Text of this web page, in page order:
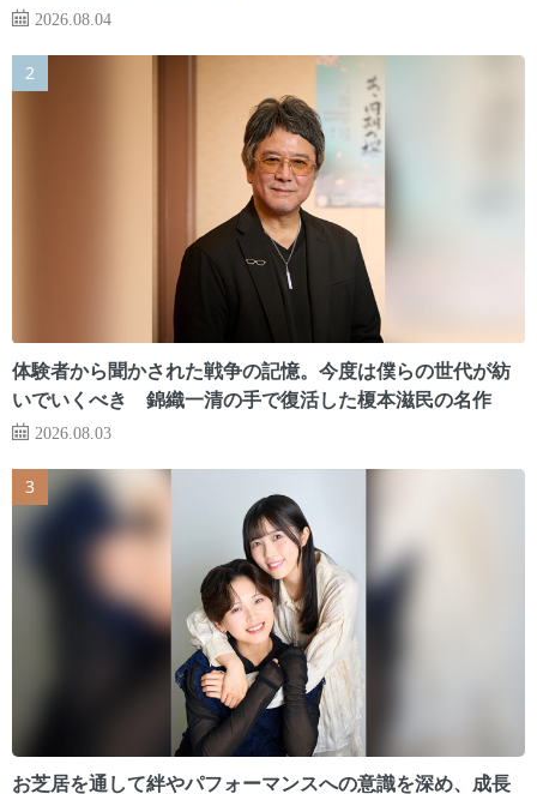
2026.08.04
体験者から聞かされた戦争の記憶。今度は僕らの世代が紡
いでいくべき 錦織一清の手で復活した榎本滋民の名作
2026.08.03
お芝居を通して絆やパフォーマンスへの意識を深め、成長